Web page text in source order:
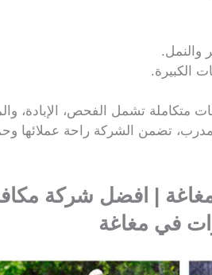
والنمل.
الكبيرة.
متكاملة تشمل الفحص، الإبادة،
تضمن الشركة راحة عملائها
| افضل شركة
في مغاغة